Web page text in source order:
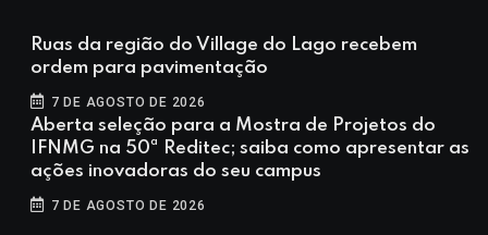
Ruas da região do Village do Lago recebem
ordem para pavimentação
7 DE AGOSTO DE 2026
Aberta seleção para a Mostra de Projetos do
IFNMG na 50ª Reditec; saiba como apresentar as
ações inovadoras do seu campus
7 DE AGOSTO DE 2026